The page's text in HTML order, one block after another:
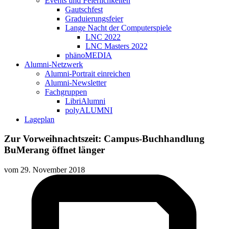
Gautschfest
Graduierungsfeier
Lange Nacht der Computerspiele
LNC 2022
LNC Masters 2022
phänoMEDIA
Alumni-Netzwerk
Alumni-Portrait einreichen
Alumni-Newsletter
Fachgruppen
LibriAlumni
polyALUMNI
Lageplan
Zur Vorweihnachtszeit: Campus-Buchhandlung
BuMerang öffnet länger
vom 29. November 2018